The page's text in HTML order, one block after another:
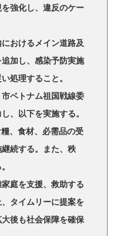
強化し、違反のケー
おけるメイン道路及
加し、感染予防実施
処理すること。
市ベトナム祖国戦線委
、以下を実施する。
、食材、必需品の受
続する。また、秩
庭を支援、救助する
タイムリーに提案を
後も社会保障を確保